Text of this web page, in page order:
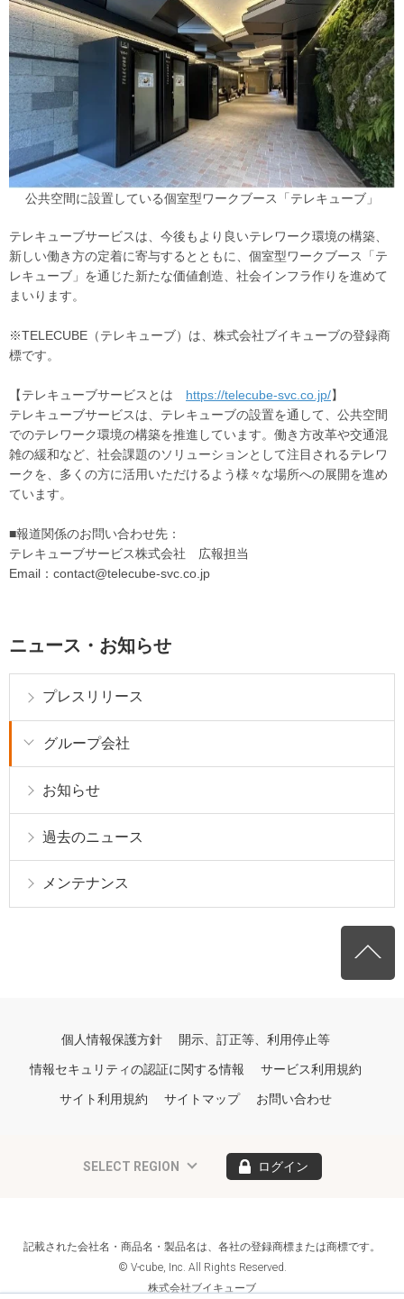
公共空間に設置している個室型ワークブース「テレキューブ」
テレキューブサービスは、今後もより良いテレワーク環境の構築、
新しい働き方の定着に寄与するとともに、個室型ワークブース「テ
レキューブ」を通じた新たな価値創造、社会インフラ作りを進めて
まいります。
※TELECUBE（テレキューブ）は、株式会社ブイキューブの登録商
標です。
【テレキューブサービスとは https://telecube-svc.co.jp/】
テレキューブサービスは、テレキューブの設置を通して、公共空間
でのテレワーク環境の構築を推進しています。働き方改革や交通混
雑の緩和など、社会課題のソリューションとして注目されるテレワ
ークを、多くの方に活用いただけるよう様々な場所への展開を進め
ています。
■報道関係のお問い合わせ先：
テレキューブサービス株式会社 広報担当
Email：contact@telecube-svc.co.jp
ニュース・お知らせ
プレスリリース
グループ会社
お知らせ
過去のニュース
メンテナンス
個人情報保護方針 開示、訂正等、利用停止等
情報セキュリティの認証に関する情報 サービス利用規約
サイト利用規約 サイトマップ お問い合わせ
SELECT REGION ログイン
記載された会社名・商品名・製品名は、各社の登録商標または商標です。
© V-cube, Inc. All Rights Reserved.
株式会社ブイキューブ